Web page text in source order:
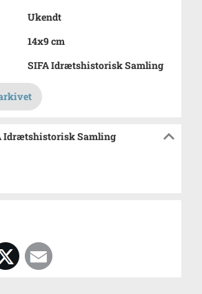
Ukendt
14x9 cm
SIFA Idrætshistorisk Samling
Idrætshistorisk Samling